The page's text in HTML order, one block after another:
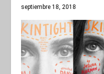
septiembre 18, 2018